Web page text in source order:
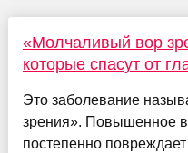
«Молчаливый вор
которые спасут от
Это заболевание
зрения». Повышенное
постепенно